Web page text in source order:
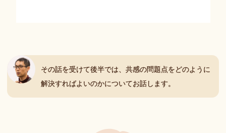
その話を受けて後半では、共感の問題点をどのように
解決すればよいのかについてお話します。